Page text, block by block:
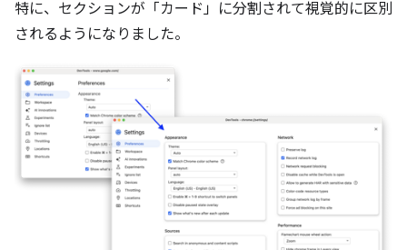
特に、セクションが「カード」に分割されて視覚的に区別
されるようになりました。